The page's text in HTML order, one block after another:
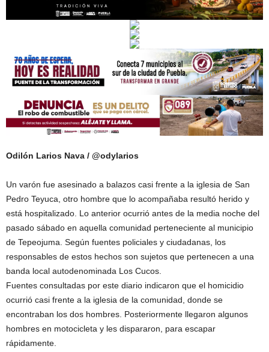
Odilón Larios Nava / @odylarios
Un varón fue asesinado a balazos casi frente a la iglesia de San
Pedro Teyuca, otro hombre que lo acompañaba resultó herido y
está hospitalizado. Lo anterior ocurrió antes de la media noche del
pasado sábado en aquella comunidad perteneciente al municipio
de Tepeojuma. Según fuentes policiales y ciudadanas, los
responsables de estos hechos son sujetos que pertenecen a una
banda local autodenominada Los Cucos.
Fuentes consultadas por este diario indicaron que el homicidio
ocurrió casi frente a la iglesia de la comunidad, donde se
encontraban los dos hombres. Posteriormente llegaron algunos
hombres en motocicleta y les dispararon, para escapar
rápidamente.